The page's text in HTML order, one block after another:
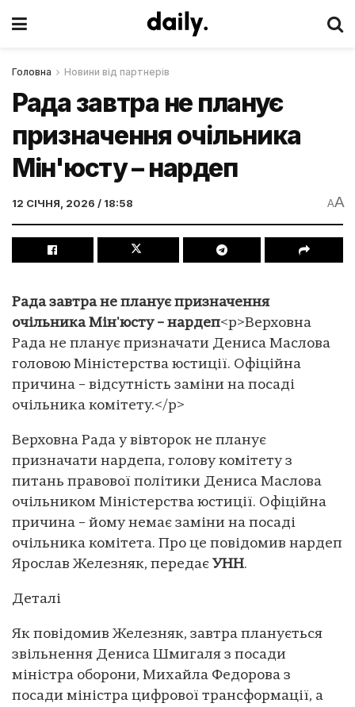
Головна Новини від партнерів
Рада завтра не планує
призначення очільника
Мін'юсту – нардеп
12 СІЧНЯ, 2026 / 18:58 AA
Рада завтра не планує призначення
очільника Мін'юсту – нардеп<p>Верховна
Рада не планує призначати Дениса Маслова
головою Міністерства юстиції. Офіційна
причина – відсутність заміни на посаді
очільника комітету.</p>
Верховна Рада у вівторок не планує
призначати нардепа, голову комітету з
питань правової політики Дениса Маслова
очільником Міністерства юстиції. Офіційна
причина – йому немає заміни на посаді
очільника комітета. Про це повідомив нардеп
Ярослав Железняк, передає УНН.
Деталі
Як повідомив Железняк, завтра планується
звільнення Дениса Шмигаля з посади
міністра оборони, Михайла Федорова з
посади міністра цифрової трансформації, а